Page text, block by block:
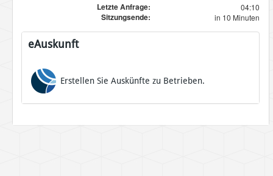
Letzte Anfrage: 04:10
Sitzungsende: in 10 Minuten
eAuskunft
Erstellen Sie Auskünfte zu Betrieben.